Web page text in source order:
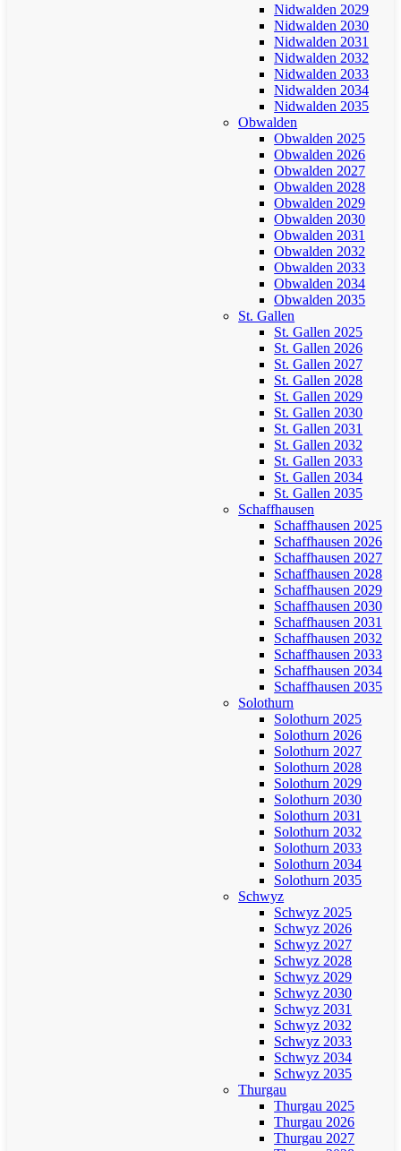
Nidwalden 2029
Nidwalden 2030
Nidwalden 2031
Nidwalden 2032
Nidwalden 2033
Nidwalden 2034
Nidwalden 2035
Obwalden
Obwalden 2025
Obwalden 2026
Obwalden 2027
Obwalden 2028
Obwalden 2029
Obwalden 2030
Obwalden 2031
Obwalden 2032
Obwalden 2033
Obwalden 2034
Obwalden 2035
St. Gallen
St. Gallen 2025
St. Gallen 2026
St. Gallen 2027
St. Gallen 2028
St. Gallen 2029
St. Gallen 2030
St. Gallen 2031
St. Gallen 2032
St. Gallen 2033
St. Gallen 2034
St. Gallen 2035
Schaffhausen
Schaffhausen 2025
Schaffhausen 2026
Schaffhausen 2027
Schaffhausen 2028
Schaffhausen 2029
Schaffhausen 2030
Schaffhausen 2031
Schaffhausen 2032
Schaffhausen 2033
Schaffhausen 2034
Schaffhausen 2035
Solothurn
Solothurn 2025
Solothurn 2026
Solothurn 2027
Solothurn 2028
Solothurn 2029
Solothurn 2030
Solothurn 2031
Solothurn 2032
Solothurn 2033
Solothurn 2034
Solothurn 2035
Schwyz
Schwyz 2025
Schwyz 2026
Schwyz 2027
Schwyz 2028
Schwyz 2029
Schwyz 2030
Schwyz 2031
Schwyz 2032
Schwyz 2033
Schwyz 2034
Schwyz 2035
Thurgau
Thurgau 2025
Thurgau 2026
Thurgau 2027